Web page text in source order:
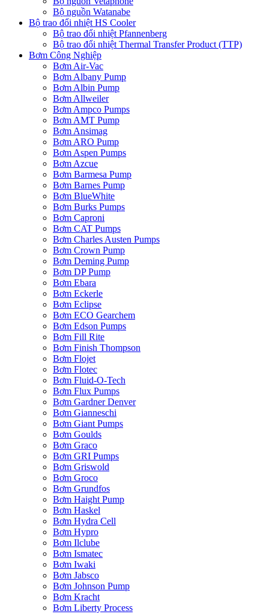
Bộ nguồn Watanabe
Bộ trao đổi nhiệt HS Cooler
Bộ trao đổi nhiệt Pfannenberg
Bộ trao đổi nhiệt Thermal Transfer Product (TTP)
Bơm Công Nghiệp
Bơm Air-Vac
Bơm Albany Pump
Bơm Albin Pump
Bơm Allweiler
Bơm Ampco Pumps
Bơm AMT Pump
Bơm Ansimag
Bơm ARO Pump
Bơm Aspen Pumps
Bơm Azcue
Bơm Barmesa Pump
Bơm Barnes Pump
Bơm BlueWhite
Bơm Burks Pumps
Bơm Caproni
Bơm CAT Pumps
Bơm Charles Austen Pumps
Bơm Crown Pump
Bơm Deming Pump
Bơm DP Pump
Bơm Ebara
Bơm Eckerle
Bơm Eclipse
Bơm ECO Gearchem
Bơm Edson Pumps
Bơm Fill Rite
Bơm Finish Thompson
Bơm Flojet
Bơm Flotec
Bơm Fluid-O-Tech
Bơm Flux Pumps
Bơm Gardner Denver
Bơm Gianneschi
Bơm Giant Pumps
Bơm Goulds
Bơm Graco
Bơm GRI Pumps
Bơm Griswold
Bơm Groco
Bơm Grundfos
Bơm Haight Pump
Bơm Haskel
Bơm Hydra Cell
Bơm Hypro
Bơm Ilclube
Bơm Ismatec
Bơm Iwaki
Bơm Jabsco
Bơm Johnson Pump
Bơm Kracht
Bơm Liberty Process